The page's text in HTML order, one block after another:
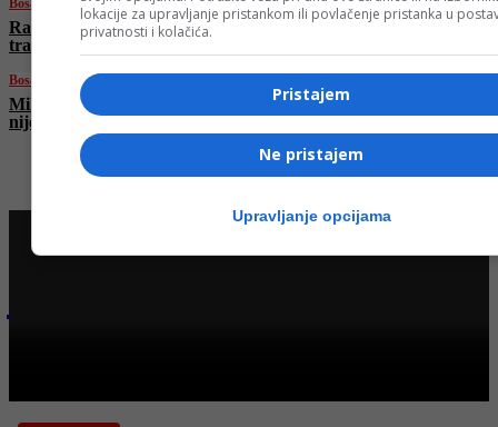
Bosanski vjestnik
Raspada li se SDS? Bivši predsjednici SDS-a
tražili smjenu Miličevića, stranka ga podržala
Bosanski vjestnik
Milorad Dodik: RS ima alternativu! Moskva
nije daleko! Da nas nisu okupirali…
lokacije za upravljanje pristankom ili povlačenje pristanka u
privatnosti i kolačića.
Pristajem
Ne pristajem
Upravljanje opcijama